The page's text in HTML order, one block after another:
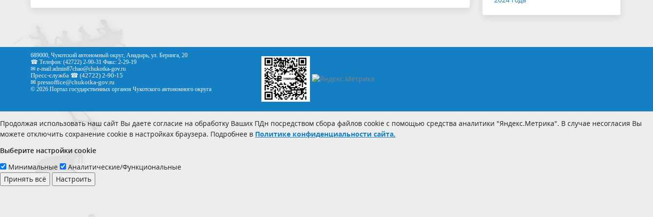
689000, Чукотский автономный округ, Анадырь, ул. Беринга, 20
☎ Телефон: (42722) 2-90-31 Факс: 2-29-19
✉ e-mail:admin87chao@chukotka-gov.ru
Пресс-служба ☎ (42722) 2-90-15
✉ pressoffice@chukotka-gov.ru
© 2026 Портал государственных органов Чукотского автономного округа
Продолжая использовать наш сайт Вы даете согласие на обработку Ваших ПДн посредством сбора файлов cookie с помощью средства аналитики "Яндекс.Метрика". В случае несогласия Вы
можете отключить сохранение cookie в настройках браузера. Подробнее в Политике конфиденциальности сайта.
Выберите настройки cookie
Минимальные
Аналитические/Функциональные
Принять всё
Настроить